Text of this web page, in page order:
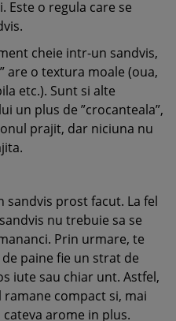
Este o regula care se
cheie intr-un sandvis,
are o textura moale (oua,
etc.). Sunt si alte
un plus de ”crocanteala”,
prajit, dar niciuna nu
sandvis prost facut. La fel
nu trebuie sa se
Prin urmare, te
paine fie un strat de
iute sau chiar unt. Astfel,
compact si, mai
arome in plus.